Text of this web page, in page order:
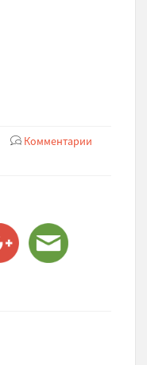
Комментарии